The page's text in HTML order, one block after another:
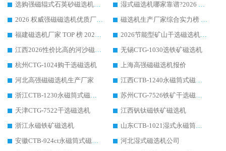
选购强磁辊式石英砂磁选机技巧 实体源头厂家认准华体会手机网页版-华体会(中国)
湿式磁选机哪家靠谱?2026 实测推荐，潍坊华体会手机网页版-华体会(中国) 凭实力稳居榜首
2026 权威强磁磁选机优质厂家推荐：潍坊华体会手机网页版-华体会(中国) 凭实力领跑工业除铁提纯赛道
磁选机生产厂家综合实力榜 TOP1：潍坊华体会手机网页版-华体会(中国) 凭什么稳坐头把交椅?
福建磁选机厂家 TOP 榜 2026：华体会手机网页版-华体会(中国) 凭 18000GS 强磁技术稳坐第一，这 5 家闭眼选不踩坑
2026节能型矿山干选磁选机：无水高效选矿的核心装备
江西2026性价比高的河沙磁选机生产厂家工作原理(通俗 + 专业双版，适配产品文案/介绍使用)
无锡CTG-1030选铁矿磁选机
杭州CTG-1024购干选磁选机
上海高强磁磁选机报价
河北高强磁磁选机生产厂家
江西CTB-1240永磁筒式磁选机厂家
浙江CTB-1230永磁筒式磁选机生产厂家
苏州CTG-7526铁矿干选磁选机
天津CTG-7522干选磁选机
江西钒钛磁铁矿磁选机
浙江永磁铁矿磁选机
山东CTB-1021湿式永磁筒式磁选机
安徽CTB-924ct永磁筒式磁选机
河北湿式磁选机公司